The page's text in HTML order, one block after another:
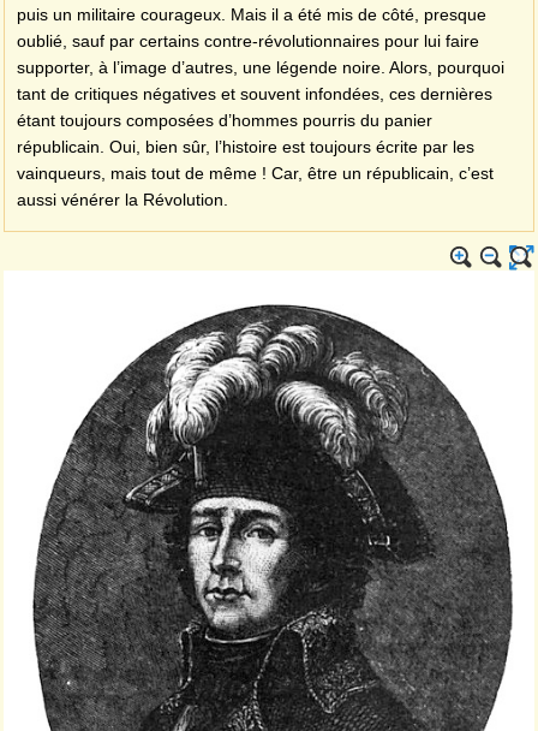
puis un militaire courageux. Mais il a été mis de côté, presque
oublié, sauf par certains contre-révolutionnaires pour lui faire
supporter, à l’image d’autres, une légende noire. Alors, pourquoi
tant de critiques négatives et souvent infondées, ces dernières
étant toujours composées d’hommes pourris du panier
républicain. Oui, bien sûr, l’histoire est toujours écrite par les
vainqueurs, mais tout de même ! Car, être un républicain, c’est
aussi vénérer la Révolution.